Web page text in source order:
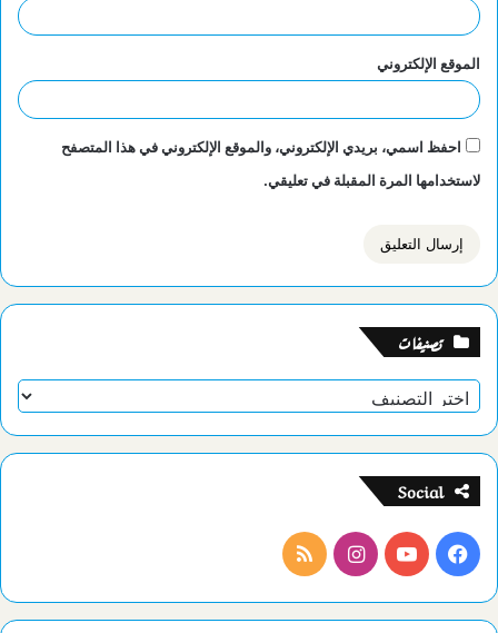
الموقع الإلكتروني
احفظ اسمي، بريدي الإلكتروني، والموقع الإلكتروني في هذا المتصفح
لاستخدامها المرة المقبلة في تعليقي.
تصنيفات
تصنيفات
Social
فيسبوكيوتيوبانستقرامملخص
الموقع